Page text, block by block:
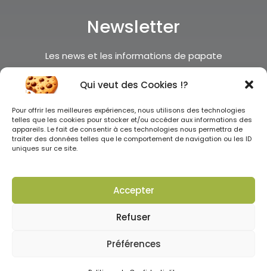
Qui veut des Cookies !?
Pour offrir les meilleures expériences, nous utilisons des technologies
telles que les cookies pour stocker et/ou accéder aux informations des
appareils. Le fait de consentir à ces technologies nous permettra de
traiter des données telles que le comportement de navigation ou les ID
uniques sur ce site.
Accepter
Refuser
Préférences
Newsletter
Les news et les informations de papate
c’est par ici
Tous droits réservés ©2025
Mentions légales–Politique de confidentialité